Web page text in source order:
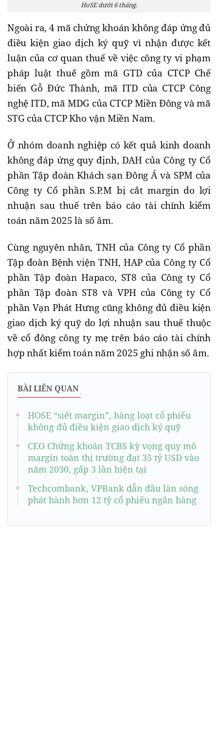
HoSE dưới 6 tháng.
Ngoài ra, 4 mã chứng khoán không đáp ứng đủ
điều kiện giao dịch ký quỹ vì nhận được kết
luận của cơ quan thuế về việc công ty vi phạm
pháp luật thuế gồm mã GTD của CTCP Chế
biến Gỗ Đức Thành, mã ITD của CTCP Công
nghệ ITD, mã MDG của CTCP Miền Đông và mã
STG của CTCP Kho vận Miền Nam.
Ở nhóm doanh nghiệp có kết quả kinh doanh
không đáp ứng quy định, DAH của Công ty Cổ
phần Tập đoàn Khách sạn Đông Á và SPM của
Công ty Cổ phần S.P.M bị cắt margin do lợi
nhuận sau thuế trên báo cáo tài chính kiểm
toán năm 2025 là số âm.
Cùng nguyên nhân, TNH của Công ty Cổ phần
Tập đoàn Bệnh viện TNH, HAP của Công ty Cổ
phần Tập đoàn Hapaco, ST8 của Công ty Cổ
phần Tập đoàn ST8 và VPH của Công ty Cổ
phần Vạn Phát Hưng cũng không đủ điều kiện
giao dịch ký quỹ do lợi nhuận sau thuế thuộc
về cổ đông công ty mẹ trên báo cáo tài chính
hợp nhất kiểm toán năm 2025 ghi nhận số âm.
BÀI LIÊN QUAN
HOSE “siết margin”, hàng loạt cổ phiếu
không đủ điều kiện giao dịch ký quỹ
CEO Chứng khoán TCBS kỳ vọng quy mô
margin toàn thị trường đạt 35 tỷ USD vào
năm 2030, gấp 3 lần hiện tại
Techcombank, VPBank dẫn đầu làn sóng
phát hành hơn 12 tỷ cổ phiếu ngân hàng